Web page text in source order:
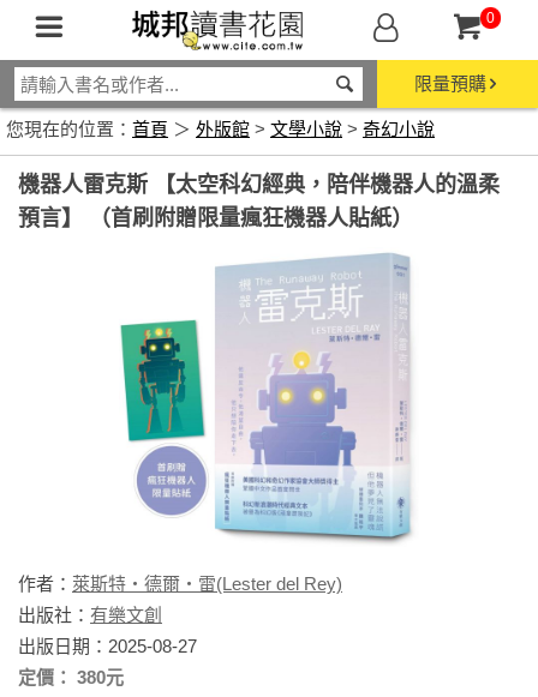
0
限量預購
您現在的位置： 首頁 ＞ 外版館 > 文學小說 > 奇幻小說
機器人雷克斯 【太空科幻經典，陪伴機器人的溫柔
預言】 （首刷附贈限量瘋狂機器人貼紙）
作者： 萊斯特・德爾・雷(Lester del Rey)
出版社： 有樂文創
出版日期：2025-08-27
定價： 380元